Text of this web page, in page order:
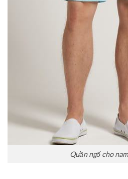
Quần ngố cho